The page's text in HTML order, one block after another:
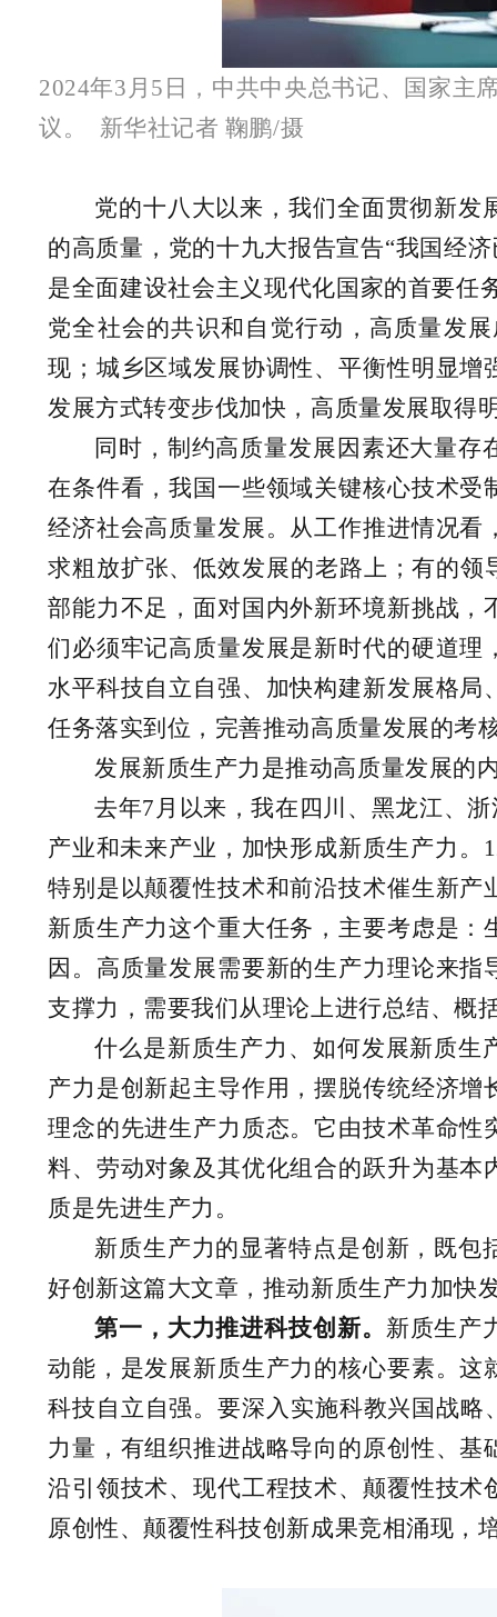
2024年3月5日，中共中央总书记、国家主
议。 新华社记者 鞠鹏/摄
党的十八大以来，我们全面贯彻新
的高质量，党的十九大报告宣告“我国经
是全面建设社会主义现代化国家的首要任
党全社会的共识和自觉行动，高质量发
现；城乡区域发展协调性、平衡性明显
发展方式转变步伐加快，高质量发展取得
同时，制约高质量发展因素还大量
在条件看，我国一些领域关键核心技术
经济社会高质量发展。从工作推进情况
求粗放扩张、低效发展的老路上；有的
部能力不足，面对国内外新环境新挑战
们必须牢记高质量发展是新时代的硬道
水平科技自立自强、加快构建新发展格
任务落实到位，完善推动高质量发展的考
发展新质生产力是推动高质量发展的
去年7月以来，我在四川、黑龙江、
产业和未来产业，加快形成新质生产力
特别是以颠覆性技术和前沿技术催生新
新质生产力这个重大任务，主要考虑是
因。高质量发展需要新的生产力理论来
支撑力，需要我们从理论上进行总结、概
什么是新质生产力、如何发展新质生
产力是创新起主导作用，摆脱传统经济
理念的先进生产力质态。它由技术革命
料、劳动对象及其优化组合的跃升为基
质是先进生产力。
新质生产力的显著特点是创新，既
好创新这篇大文章，推动新质生产力加快
第一，大力推进科技创新。 新质生产
动能，是发展新质生产力的核心要素。
科技自立自强。要深入实施科教兴国战
力量，有组织推进战略导向的原创性、
沿引领技术、现代工程技术、颠覆性技
原创性、颠覆性科技创新成果竞相涌现，